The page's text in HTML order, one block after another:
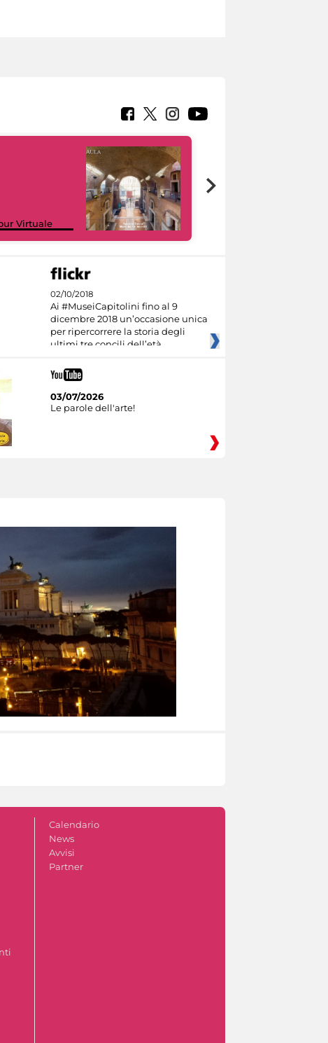
Virtuale
02/10/2018
Ai #MuseiCapitolini fino al 9
dicembre 2018 un’occasione unica
per ripercorrere la storia degli
ultimi tre concili dell’età
03/07/2026
Le parole dell'arte!
Calendario
News
Avvisi
Partner